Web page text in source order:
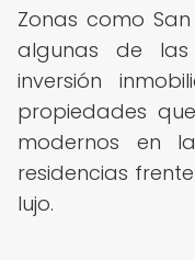
Zonas como
algunas de
inversión
propiedades
modernos en
residencias
lujo.